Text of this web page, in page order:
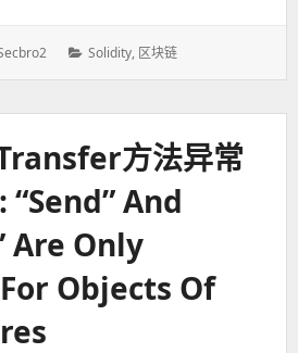
分
Solidity, 区块链
方法异常
And
Are Only
Objects Of